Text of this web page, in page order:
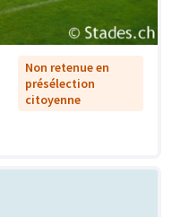
Non retenue en
présélection
citoyenne